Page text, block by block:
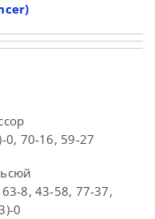
0, 70-16, 59-27
8, 43-58, 77-37,
0